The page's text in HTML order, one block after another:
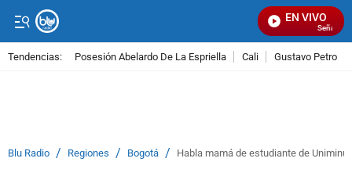
EN VIVO
Señal
Tendencias: Posesión Abelardo De La Espriella Cali Gustavo Petro
Blu Radio / Regiones / Bogotá / Habla mamá de estudiante de